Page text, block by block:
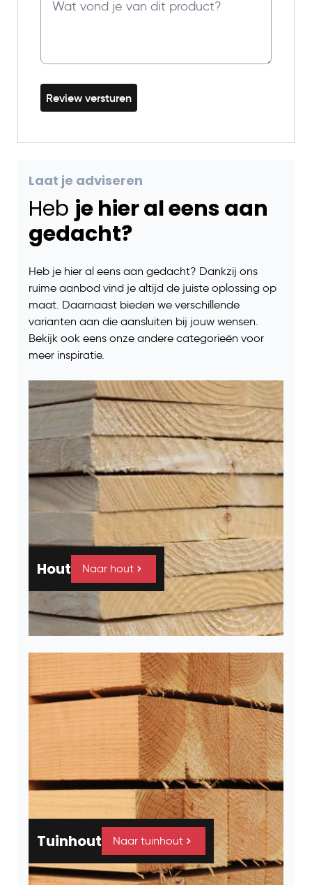
Review versturen
Laat je adviseren
Heb je hier al eens aan
gedacht?
Heb je hier al eens aan gedacht? Dankzij ons
ruime aanbod vind je altijd de juiste oplossing op
maat. Daarnaast bieden we verschillende
varianten aan die aansluiten bij jouw wensen.
Bekijk ook eens onze andere categorieën voor
meer inspiratie.
Hout Naar hout
Tuinhout Naar tuinhout